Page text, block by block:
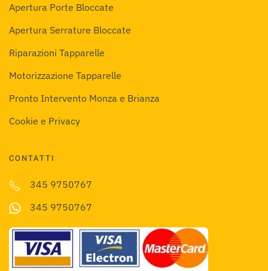
Apertura Porte Bloccate
Apertura Serrature Bloccate
Riparazioni Tapparelle
Motorizzazione Tapparelle
Pronto Intervento Monza e Brianza
Cookie e Privacy
CONTATTI
345 9750767
345 9750767